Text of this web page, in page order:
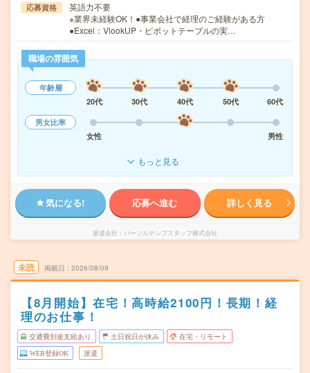
応募資格
英語力不要
※業界未経験OK！●事業会社で経理のご経験がある方
●Excel：VlookUP・ピボットテーブルの実…
職場の雰囲気
年齢層
20代
30代 40代 50代
60代
男女比率
女性
男性
もっと見る
気になる! 応募へ進む 詳しく見る
派遣会社 パーソルテンプスタッフ株式会社
未読 掲載日 2026/08/09
【8月開始】在宅！高時給2100円！長期！経
理のお仕事！
交通費別途支給あり 土日祝日が休み 在宅・リモート
WEB登録OK 派遣